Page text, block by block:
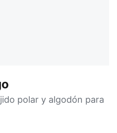
polar y algodón para